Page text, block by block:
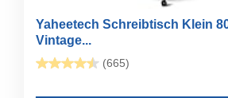
Yaheetech Schreibtisch Klein
Vintage...
(665)